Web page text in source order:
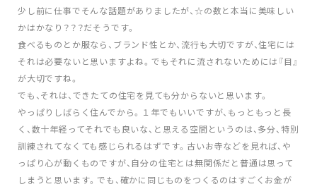
少し前に仕事でそんな話題がありましたが、☆の数と本当に美味しい
かはかなり？？？だそうです。
食べるものとか服なら、ブランド性とか、流行も大切ですが、住宅には
それは必要ないと思いますよね。でもそれに流されないためには『目』
が大切ですね。
でも、それは、できたての住宅を見ても分からないと思います。
やっぱりしばらく住んでから。１年でもいいですが、もっともっと長
く、数十年経ってそれでも良いな、と思える空間というのは、多分、特別
訓練されてなくても感じられるはずです。古いお寺などを見れば、や
っぱり心が動くものですが、自分の住宅とは無関係だと普通は思って
しまうと思います。でも、確かに同じものをつくるのはすごくお金が